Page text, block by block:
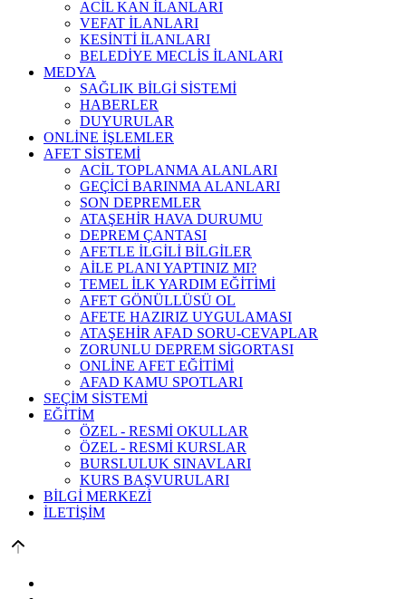
ACİL KAN İLANLARI
VEFAT İLANLARI
KESİNTİ İLANLARI
BELEDİYE MECLİS İLANLARI
MEDYA
SAĞLIK BİLGİ SİSTEMİ
HABERLER
DUYURULAR
ONLİNE İŞLEMLER
AFET SİSTEMİ
ACİL TOPLANMA ALANLARI
GEÇİCİ BARINMA ALANLARI
SON DEPREMLER
ATAŞEHİR HAVA DURUMU
DEPREM ÇANTASI
AFETLE İLGİLİ BİLGİLER
AİLE PLANI YAPTINIZ MI?
TEMEL İLK YARDIM EĞİTİMİ
AFET GÖNÜLLÜSÜ OL
AFETE HAZIRIZ UYGULAMASI
ATAŞEHİR AFAD SORU-CEVAPLAR
ZORUNLU DEPREM SİGORTASI
ONLİNE AFET EĞİTİMİ
AFAD KAMU SPOTLARI
SEÇİM SİSTEMİ
EĞİTİM
ÖZEL - RESMİ OKULLAR
ÖZEL - RESMİ KURSLAR
BURSLULUK SINAVLARI
KURS BAŞVURULARI
BİLGİ MERKEZİ
İLETİŞİM